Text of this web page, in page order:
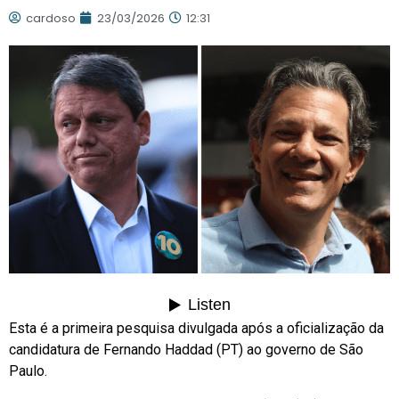
cardoso 23/03/2026 12:31
Esta é a primeira pesquisa divulgada após a oficialização da
candidatura de Fernando Haddad (PT) ao governo de São
Paulo.